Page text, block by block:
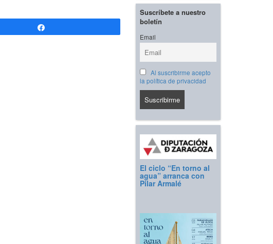
Suscríbete a nuestro
boletín
Email
Al suscribirme acepto
la política de privacidad
El ciclo “En torno al
agua” arranca con
Pilar Armalé